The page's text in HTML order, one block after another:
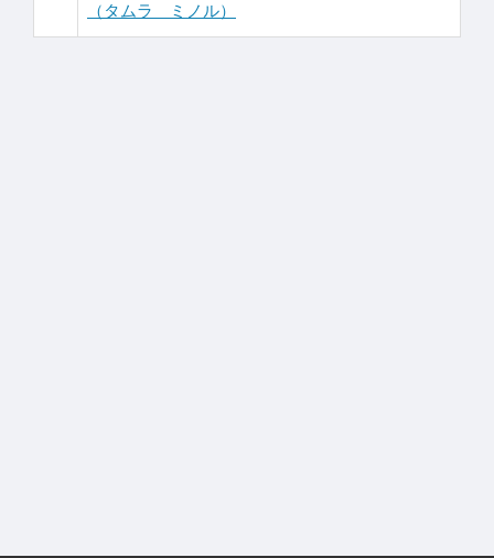
（タムラ ミノル）